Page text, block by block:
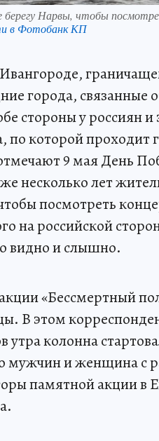
берегу Нарвы, чтобы
в Фотобанк КП
города,
стороны у россиян
по которой проходит
9 мая День
несколько лет
посмотреть
на российской
видно и слышно.
«Бессмертный
В этом
утра колонна
мужчин и женщина с
памятной акции в